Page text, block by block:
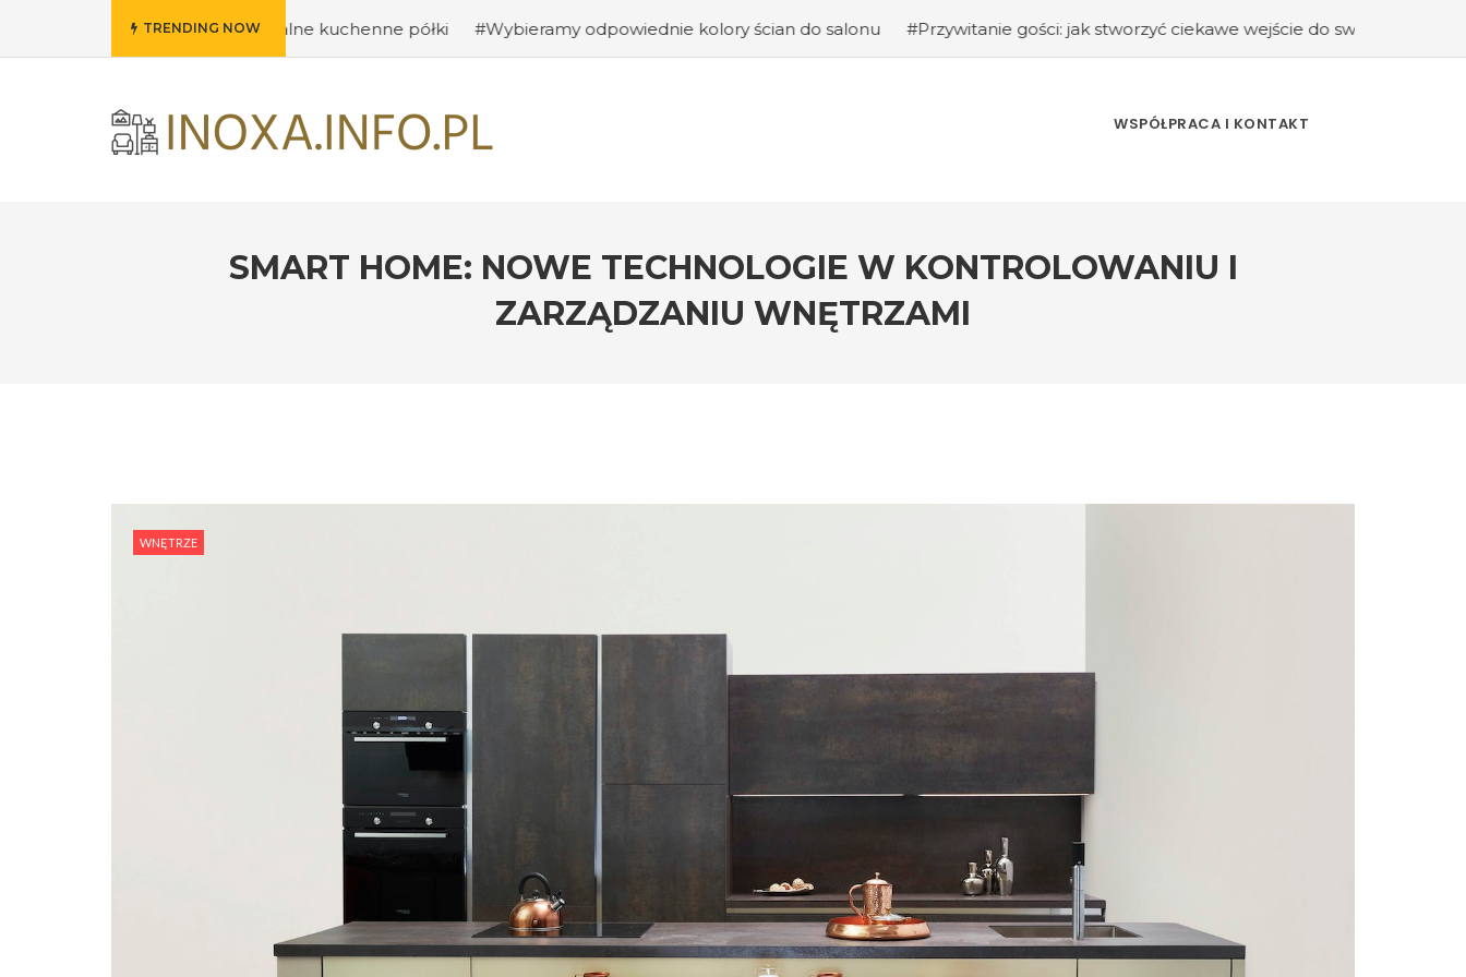
TRENDING NOW
na oryginalne kuchenne półki #Wybieramy odpowiednie kolory ścian do salonu #Przywitanie gości: jak stworzyć ciekawe wejście do swojego domu? #Kuchnia
WSPÓŁPRACA I KONTAKT
SMART HOME: NOWE TECHNOLOGIE W KONTROLOWANIU I
ZARZĄDZANIU WNĘTRZAMI
WNĘTRZE